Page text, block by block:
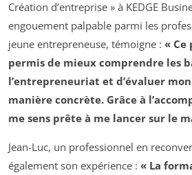
Création d’entreprise » à KEDGE
engouement palpable parmi les
jeune entrepreneuse, témoigne : « Ce
permis de mieux comprendre les
l’entrepreneuriat et d’évaluer
manière concrète. Grâce à
me sens prête à me lancer sur le
Jean-Luc, un professionnel en
également son expérience : « La